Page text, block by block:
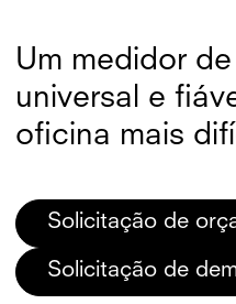
Um medidor
universal e
oficina mais
Solicitação de
Solicitação de